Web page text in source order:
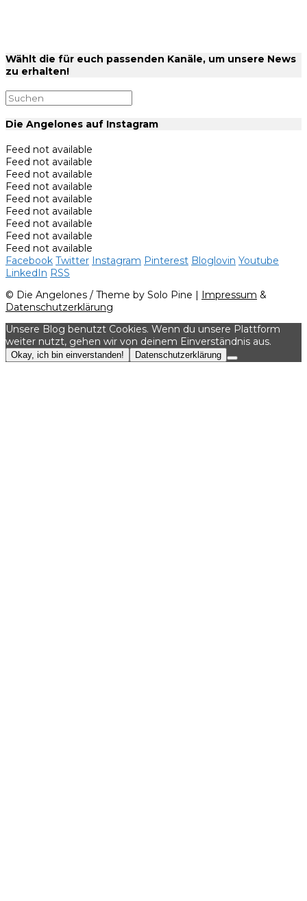
Wählt die für euch passenden Kanäle, um unsere News
zu erhalten!
Die Angelones auf Instagram
Feed not available
Feed not available
Feed not available
Feed not available
Feed not available
Feed not available
Feed not available
Feed not available
Feed not available
Facebook Twitter Instagram Pinterest Bloglovin Youtube
LinkedIn RSS
© Die Angelones / Theme by Solo Pine | Impressum &
Datenschutzerklärung
Unsere Blog benutzt Cookies. Wenn du unsere Plattform
weiter nutzt, gehen wir von deinem Einverständnis aus.
Okay, ich bin einverstanden! Datenschutzerklärung